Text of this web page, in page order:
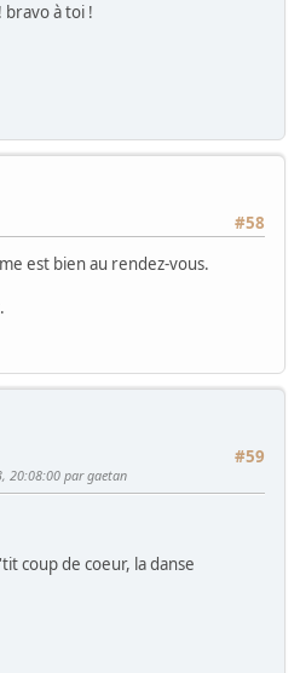
à toi !
#58
est bien au rendez-vous.
#59
20:08:00 par gaetan
coup de coeur, la danse